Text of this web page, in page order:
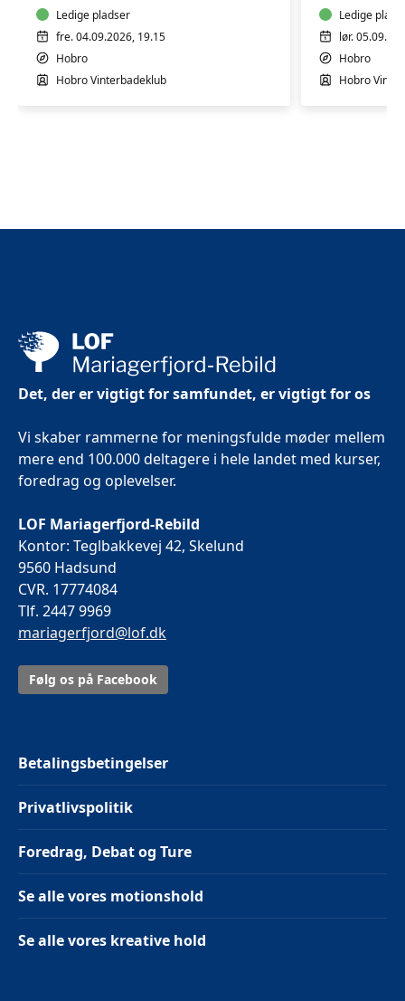
Ledige pladser
fre. 04.09.2026, 19.15
Hobro
Hobro Vinterbadeklub
Ledige
lør.
Hobro
Hobro
Det, der er vigtigt for samfundet, er vigtigt for os
Vi skaber rammerne for meningsfulde møder mellem
mere end 100.000 deltagere i hele landet med kurser,
foredrag og oplevelser.
LOF Mariagerfjord-Rebild
Kontor: Teglbakkevej 42, Skelund
9560 Hadsund
CVR. 17774084
Tlf. 2447 9969
mariagerfjord@lof.dk
Følg os på Facebook
Betalingsbetingelser
Privatlivspolitik
Foredrag, Debat og Ture
Se alle vores motionshold
Se alle vores kreative hold